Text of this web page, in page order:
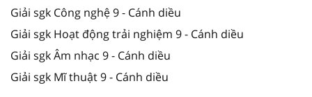
Giải sgk Công nghệ 9 - Cánh diều
Giải sgk Hoạt động trải nghiệm 9 - Cánh diều
Giải sgk Âm nhạc 9 - Cánh diều
Giải sgk Mĩ thuật 9 - Cánh diều